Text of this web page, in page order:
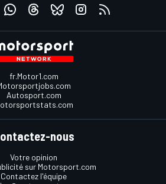
fr.Motor1.com
Autosport.com
nous
Votre opinion
sur Motorsport.com
Contactez l'équipe